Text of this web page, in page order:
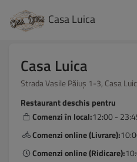
Casa Luica
Casa Luica
Strada Vasile Păiuș 1-3, Casa
Restaurant deschis pentru
Comenzi în local:12:00 -
Comenzi online (Livrare):
Comenzi online (Ridicare):